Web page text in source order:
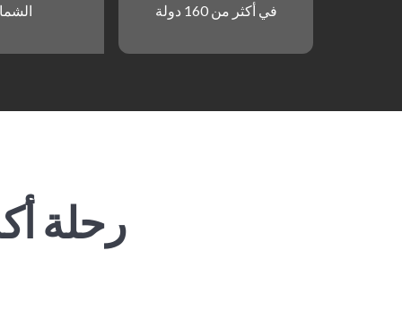
في أكثر من 160 دولة
رحلة